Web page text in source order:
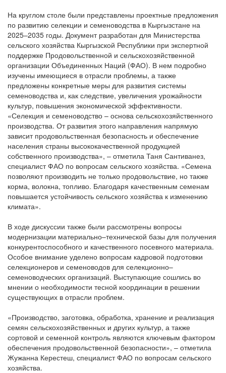
На круглом столе были представлены проектные предложения
по развитию селекции и семеноводства в Кыргызстане на
2025–2035 годы. Документ разработан для Министерства
сельского хозяйства Кыргызской Республики при экспертной
поддержке Продовольственной и сельскохозяйственной
организации Объединенных Наций (ФАО). В нем подробно
изучены имеющиеся в отрасли проблемы, а также
предложены конкретные меры для развития системы
семеноводства и, как следствие, увеличения урожайности
культур, повышения экономической эффективности.
«Селекция и семеноводство – основа сельскохозяйственного
производства. От развития этого направления напрямую
зависит продовольственная безопасность и обеспечение
населения страны высококачественной продукцией
собственного производства», – отметила Таня Сантиванез,
специалист ФАО по вопросам сельского хозяйства. «Семена
позволяют производить не только продовольствие, но также
корма, волокна, топливо. Благодаря качественным семенам
повышается устойчивость сельского хозяйства к изменению
климата».
В ходе дискуссии также были рассмотрены вопросы
модернизации материально–технической базы для получения
конкурентоспособного и качественного посевного материала.
Особое внимание уделено вопросам кадровой подготовки
селекционеров и семеноводов для селекционно–
семеноводческих организаций. Выступающие сошлись во
мнении о необходимости тесной координации в решении
существующих в отрасли проблем.
«Производство, заготовка, обработка, хранение и реализация
семян сельскохозяйственных и других культур, а также
сортовой и семенной конт­роль являются ключевым фактором
обеспечения продовольственной безопасности», – отметила
Жужанна Керестеш, специалист ФАО по вопросам сельского
хозяйства.